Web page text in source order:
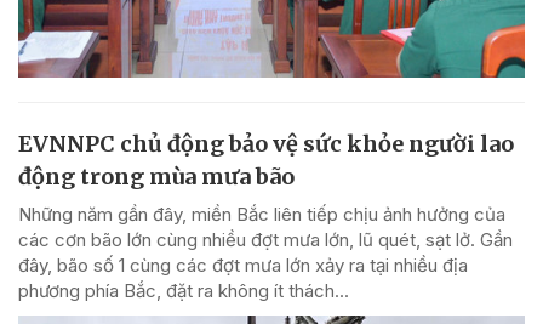
EVNNPC chủ động bảo vệ sức khỏe người lao
động trong mùa mưa bão
Những năm gần đây, miền Bắc liên tiếp chịu ảnh hưởng của
các cơn bão lớn cùng nhiều đợt mưa lớn, lũ quét, sạt lở. Gần
đây, bão số 1 cùng các đợt mưa lớn xảy ra tại nhiều địa
phương phía Bắc, đặt ra không ít thách...